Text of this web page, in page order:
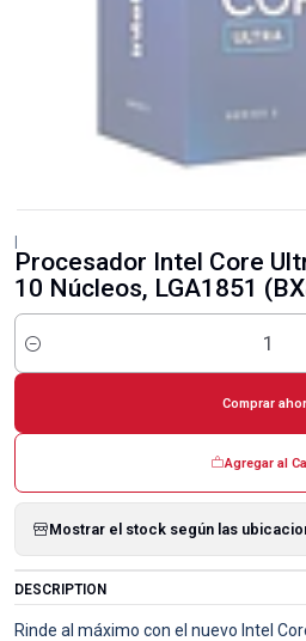
|
Procesador Intel Core
10 Núcleos, LGA1851
Cantidad
Agregar al
Comprar
Mostrar el stock según las
DESCRIPTION
Rinde al máximo con el nuevo Intel